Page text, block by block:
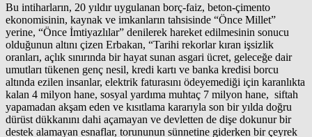
Bu intiharların, 20 yıldır uygulanan borç-faiz, beton-çimento
ekonomisinin, kaynak ve imkanların tahsisinde “Önce Millet”
yerine, “Önce İmtiyazlılar” denilerek hareket edilmesinin sonucu
olduğunun altını çizen Erbakan, “Tarihi rekorlar kıran işsizlik
oranları, açlık sınırında bir hayat sunan asgari ücret, geleceğe dair
umutları tükenen genç nesil, kredi kartı ve banka kredisi borcu
altında ezilen insanlar, elektrik faturasını ödeyemediği için karanlıkta
kalan 4 milyon hane, sosyal yardıma muhtaç 7 milyon hane, siftah
yapamadan akşam eden ve kısıtlama kararıyla son bir yılda doğru
dürüst dükkanını dahi açamayan ve devletten de dişe dokunur bir
destek alamayan esnaflar, torununun sünnetine giderken bir çeyrek